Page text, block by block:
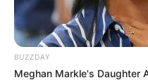
BUZZDAY
Meghan Markle's Daughter